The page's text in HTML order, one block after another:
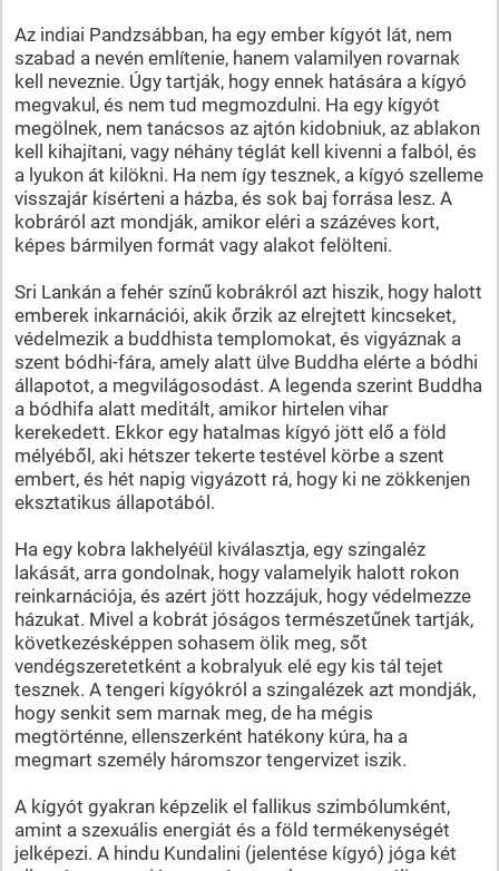
Az indiai Pandzsábban, ha egy ember kígyót lát, nem
szabad a nevén említenie, hanem valamilyen rovarnak
kell neveznie. Úgy tartják, hogy ennek hatására a kígyó
megvakul, és nem tud megmozdulni. Ha egy kígyót
megölnek, nem tanácsos az ajtón kidobniuk, az ablakon
kell kihajítani, vagy néhány téglát kell kivenni a falból, és
a lyukon át kilökni. Ha nem így tesznek, a kígyó szelleme
visszajár kísérteni a házba, és sok baj forrása lesz. A
kobráról azt mondják, amikor eléri a százéves kort,
képes bármilyen formát vagy alakot felölteni.
Sri Lankán a fehér színű kobrákról azt hiszik, hogy halott
emberek inkarnációi, akik őrzik az elrejtett kincseket,
védelmezik a buddhista templomokat, és vigyáznak a
szent bódhi-fára, amely alatt ülve Buddha elérte a bódhi
állapotot, a megvilágosodást. A legenda szerint Buddha
a bódhifa alatt meditált, amikor hirtelen vihar
kerekedett. Ekkor egy hatalmas kígyó jött elő a föld
mélyéből, aki hétszer tekerte testével körbe a szent
embert, és hét napig vigyázott rá, hogy ki ne zökkenjen
eksztatikus állapotából.
Ha egy kobra lakhelyéül kiválasztja, egy szingaléz
lakását, arra gondolnak, hogy valamelyik halott rokon
reinkarnációja, és azért jött hozzájuk, hogy védelmezze
házukat. Mivel a kobrát jóságos természetűnek tartják,
következésképpen sohasem ölik meg, sőt
vendégszeretetként a kobralyuk elé egy kis tál tejet
tesznek. A tengeri kígyókról a szingalézek azt mondják,
hogy senkit sem marnak meg, de ha mégis
megtörténne, ellenszerként hatékony kúra, ha a
megmart személy háromszor tengervizet iszik.
A kígyót gyakran képzelik el fallikus szimbólumként,
amint a szexuális energiát és a föld termékenységét
jelképezi. A hindu Kundalini (jelentése kígyó) jóga két